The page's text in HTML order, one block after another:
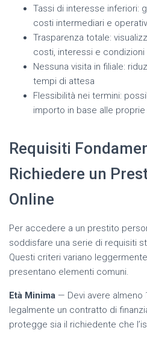
Tassi di interesse inferiori:
costi intermediari e
Trasparenza totale:
costi, interessi e
Nessuna visita in filiale:
tempi di attesa
Flessibilità nei termini:
importo in base alle
Requisiti
Richiedere un
Online
Per accedere a un prestito
soddisfare una serie di requisiti
Questi criteri variano
presentano elementi comuni.
Età Minima — Devi avere almeno
legalmente un contratto di
protegge sia il richiedente che